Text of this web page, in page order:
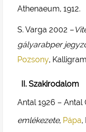
Athenaeum, 1912.
S. Varga 2002 –
gályarabper
Pozsony,
Szakirodalom
Antal 1926 – Antal
emlékezete, Pápa,